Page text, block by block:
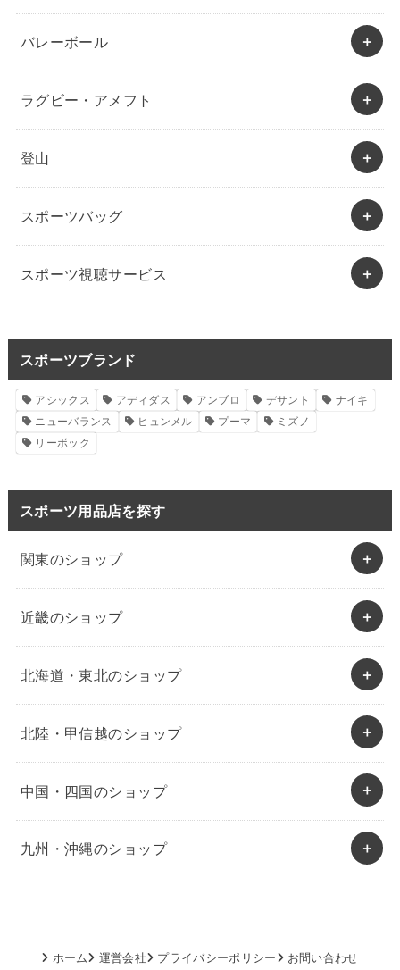
バレーボール
ラグビー・アメフト
登山
スポーツバッグ
スポーツ視聴サービス
スポーツブランド
アシックス アディダス アンブロ デサント
ナイキ
ニューバランス
ヒュンメル プーマ
ミズノ
リーボック
スポーツ用品店を探す
関東のショップ
近畿のショップ
北海道・東北のショップ
北陸・甲信越のショップ
中国・四国のショップ
九州・沖縄のショップ
ホーム 運営会社 プライバシーポリシー お問い合わせ